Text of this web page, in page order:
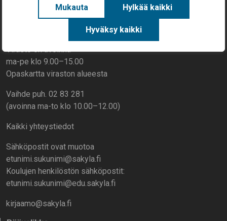
Mukauta Hylkää kaikki
Hyväksy kaikki
Yhteystiedot
Rantatie 268, 27800 Säkylä
ma-pe klo 9.00–15.00
Opaskartta viraston alueesta
Vaihde puh. 02 83 281
(avoinna ma-to klo 10.00–12.00)
Kaikki yhteystiedot
Sähköpostit ovat muotoa
etunimi.sukunimi@sakyla.fi
Koulujen henkilöstön sähköpostit:
etunimi.sukunimi@edu.sakyla.fi
kirjaamo@sakyla.fi